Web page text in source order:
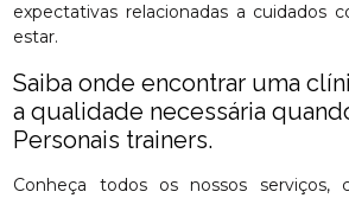
expectativas relacionadas a cuidados
estar.
Saiba onde encontrar uma
a qualidade necessária
Personais trainers.
Conheça todos os nossos serviços,